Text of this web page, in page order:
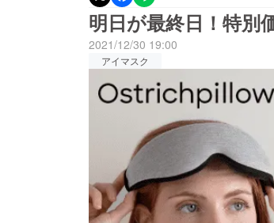
（金）に国内着にて最終確認が
しますため、遅くとも3月25日
非常に高い遮光性、フィット感
お届けまでもう少々お時間を
定で、明日より、他商品を、
LINEよりご確認いただきます
https://lin.ee/FBdqeGl今後とも
JAPAN
明日が最終日！特別
2021/12/30 19:00
アイマスク